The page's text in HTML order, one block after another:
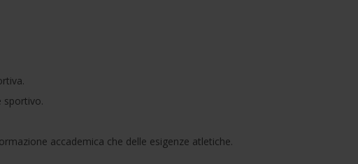
sportivo.
accademica che delle esigenze atletiche.